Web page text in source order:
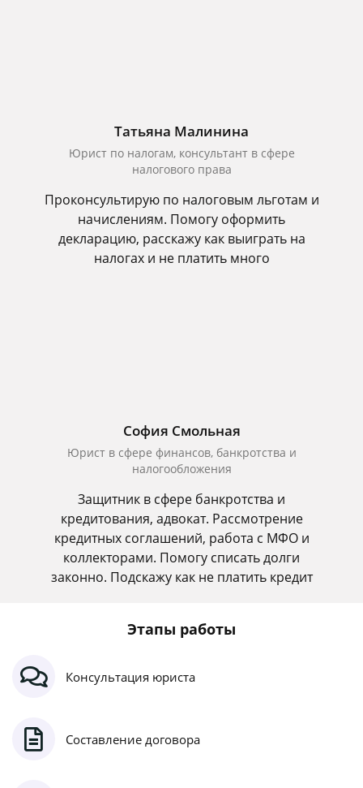
Татьяна Малинина
Юрист по налогам, консультант в сфере
налогового права
Проконсультирую по налоговым льготам и
начислениям. Помогу оформить
декларацию, расскажу как выиграть на
налогах и не платить много
София Смольная
Юрист в сфере финансов, банкротства и
налогообложения
Защитник в сфере банкротства и
кредитования, адвокат. Рассмотрение
кредитных соглашений, работа с МФО и
коллекторами. Помогу списать долги
законно. Подскажу как не платить кредит
Этапы работы
Консультация юриста
Составление договора